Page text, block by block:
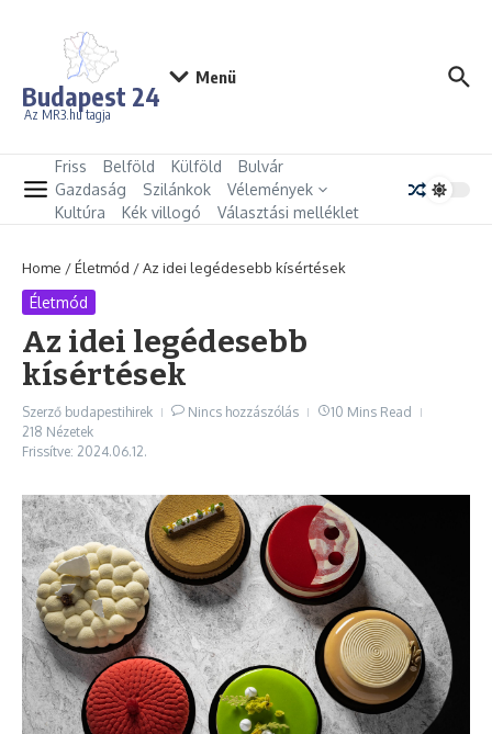
Budapest 24
Az MR3.hu tagja
Menü
Friss Belföld Külföld
Bulvár
Gazdaság
Szilánkok
Vélemények
Kultúra
Kék villogó Választási melléklet
Home /Életmód /Az idei legédesebb kísértések
Életmód
Az idei legédesebb
kísértések
Szerző budapestihirek Nincs hozzászólás
10 Mins Read
218 Nézetek
Frissítve: 2024.06.12.